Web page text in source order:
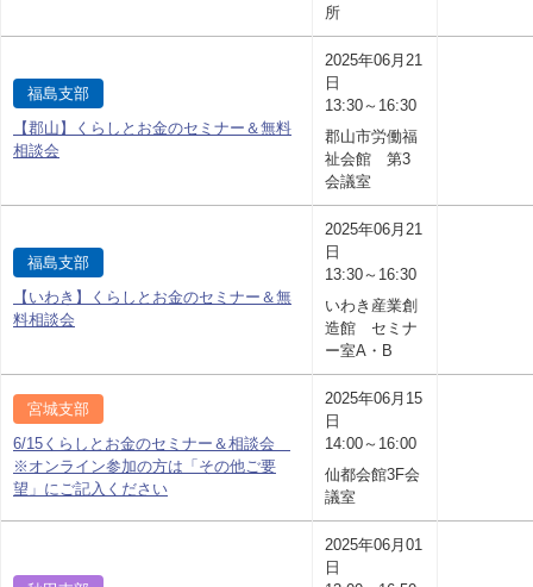
所
福島支部
【郡山】くらしとお金のセミナー＆無料
相談会
2025年06月21
日
13:30～16:30
郡山市労働福
祉会館 第3
会議室
福島支部
【いわき】くらしとお金のセミナー＆無
料相談会
2025年06月21
日
13:30～16:30
いわき産業創
造館 セミナ
ー室A・B
宮城支部
6/15くらしとお金のセミナー＆相談会
※オンライン参加の方は「その他ご要
望」にご記入ください
2025年06月15
日
14:00～16:00
仙都会館3F会
議室
2025年06月01
日